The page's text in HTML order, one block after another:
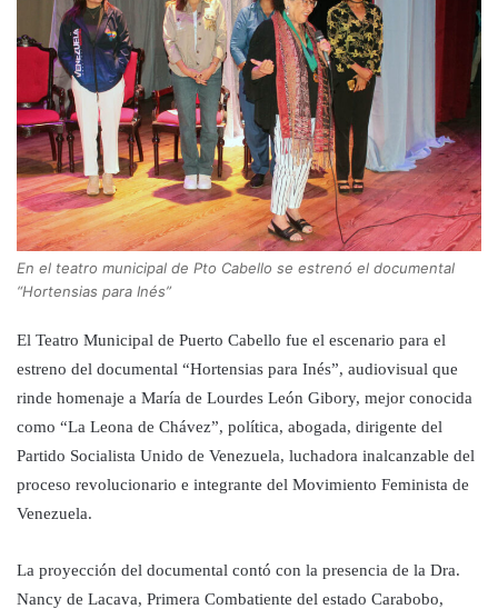
En el teatro municipal de Pto Cabello se estrenó el documental
“Hortensias para Inés”
El Teatro Municipal de Puerto Cabello fue el escenario para el
estreno del documental “Hortensias para Inés”, audiovisual que
rinde homenaje a María de Lourdes León Gibory, mejor conocida
como “La Leona de Chávez”, política, abogada, dirigente del
Partido Socialista Unido de Venezuela, luchadora inalcanzable del
proceso revolucionario e integrante del Movimiento Feminista de
Venezuela.
La proyección del documental contó con la presencia de la Dra.
Nancy de Lacava, Primera Combatiente del estado Carabobo,